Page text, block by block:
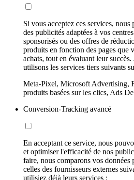
Si vous acceptez ces services,
des publicités adaptées à vos
sponsorisés ou des offres de
produits en fonction des pages que
achats, tout en évaluant leur
utilisons les services tiers suivants
Meta-Pixel, Microsoft Advertising,
produits basées sur les clics, Ads
Conversion-Tracking avancé
En acceptant ce service, nous
et optimiser l'efficacité de nos
faire, nous comparons vos données
celles des fournisseurs externes
utilisiez déjà leurs services :